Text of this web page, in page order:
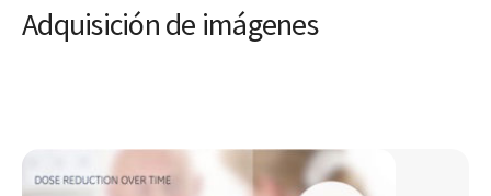
Adquisición de imágenes